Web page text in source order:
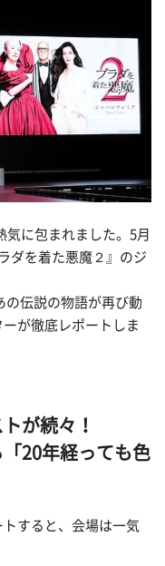
気に包まれました。5月
ダを着た悪魔２』のジ
の伝説の物語が再び動
が徹底レポートしま
が続々！
20年経っても色
すると、会場は一気